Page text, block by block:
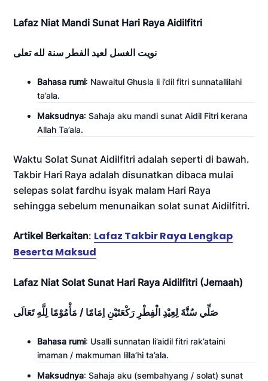
Lafaz Niat Mandi Sunat Hari Raya Aidilfitri
نويت الغسل لعيد الفطر سنة لله تعلى
Bahasa rumi: Nawaitul Ghusla li i’dil fitri sunnatallilahi
ta’ala.
Maksudnya: Sahaja aku mandi sunat Aidil Fitri kerana
Allah Ta’ala.
Waktu Solat Sunat Aidilfitri adalah seperti di bawah.
Takbir Hari Raya adalah disunatkan dibaca mulai
selepas solat fardhu isyak malam Hari Raya
sehingga sebelum menunaikan solat sunat Aidilfitri.
Artikel Berkaitan: Lafaz Takbir Raya Lengkap
Beserta Maksud
Lafaz Niat Solat Sunat Hari Raya Aidilfitri (Jemaah)
صَلِّي سُنَّةَ لِعِيْدِ الْفِطْرِ رَكْعَتَيْنِ اِمَامًا / مَأْمُوْمًا لِلَّهِ تَعَالَى
Bahasa rumi: Usalli sunnatan li’aidil fitri rak’ataini
imaman / makmuman lilla’hi ta’ala.
Maksudnya: Sahaja aku (sembahyang / solat) sunat